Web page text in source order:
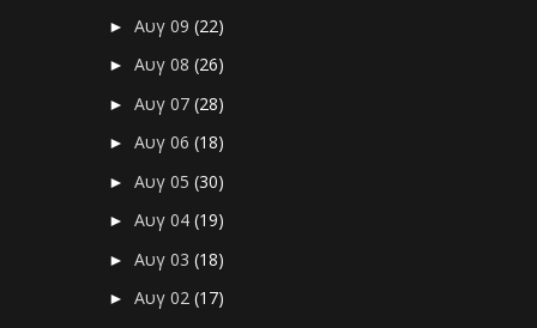
►Αυγ 09(22)
►Αυγ 08(26)
►Αυγ 07(28)
►Αυγ 06(18)
►Αυγ 05(30)
►Αυγ 04(19)
►Αυγ 03(18)
►Αυγ 02(17)